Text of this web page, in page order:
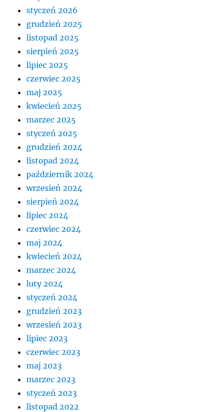
styczeń 2026
grudzień 2025
listopad 2025
sierpień 2025
lipiec 2025
czerwiec 2025
maj 2025
kwiecień 2025
marzec 2025
styczeń 2025
grudzień 2024
listopad 2024
październik 2024
wrzesień 2024
sierpień 2024
lipiec 2024
czerwiec 2024
maj 2024
kwiecień 2024
marzec 2024
luty 2024
styczeń 2024
grudzień 2023
wrzesień 2023
lipiec 2023
czerwiec 2023
maj 2023
marzec 2023
styczeń 2023
listopad 2022